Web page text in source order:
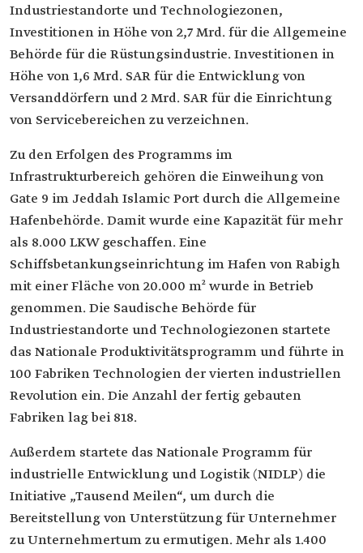
Industriestandorte und Technologiezonen,
Investitionen in Höhe von 2,7 Mrd. für die Allgemeine
Behörde für die Rüstungsindustrie. Investitionen in
Höhe von 1,6 Mrd. SAR für die Entwicklung von
Versanddörfern und 2 Mrd. SAR für die Einrichtung
von Servicebereichen zu verzeichnen.
Zu den Erfolgen des Programms im
Infrastrukturbereich gehören die Einweihung von
Gate 9 im Jeddah Islamic Port durch die Allgemeine
Hafenbehörde. Damit wurde eine Kapazität für mehr
als 8.000 LKW geschaffen. Eine
Schiffsbetankungseinrichtung im Hafen von Rabigh
mit einer Fläche von 20.000 m² wurde in Betrieb
genommen. Die Saudische Behörde für
Industriestandorte und Technologiezonen startete
das Nationale Produktivitätsprogramm und führte in
100 Fabriken Technologien der vierten industriellen
Revolution ein. Die Anzahl der fertig gebauten
Fabriken lag bei 818.
Außerdem startete das Nationale Programm für
industrielle Entwicklung und Logistik (NIDLP) die
Initiative „Tausend Meilen“, um durch die
Bereitstellung von Unterstützung für Unternehmer
zu Unternehmertum zu ermutigen. Mehr als 1.400